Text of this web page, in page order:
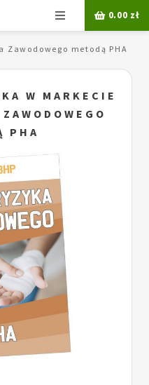
Menu 0.00 zł
metodą PHA
W MARKECIE
PHA